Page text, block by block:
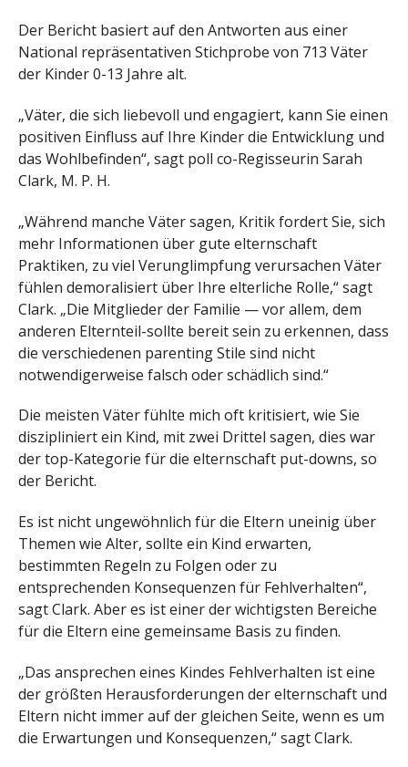
Der Bericht basiert auf den Antworten aus einer
National repräsentativen Stichprobe von 713 Väter
der Kinder 0-13 Jahre alt.
„Väter, die sich liebevoll und engagiert, kann Sie einen
positiven Einfluss auf Ihre Kinder die Entwicklung und
das Wohlbefinden“, sagt poll co-Regisseurin Sarah
Clark, M. P. H.
„Während manche Väter sagen, Kritik fordert Sie, sich
mehr Informationen über gute elternschaft
Praktiken, zu viel Verunglimpfung verursachen Väter
fühlen demoralisiert über Ihre elterliche Rolle,“ sagt
Clark. „Die Mitglieder der Familie — vor allem, dem
anderen Elternteil-sollte bereit sein zu erkennen, dass
die verschiedenen parenting Stile sind nicht
notwendigerweise falsch oder schädlich sind.“
Die meisten Väter fühlte mich oft kritisiert, wie Sie
diszipliniert ein Kind, mit zwei Drittel sagen, dies war
der top-Kategorie für die elternschaft put-downs, so
der Bericht.
Es ist nicht ungewöhnlich für die Eltern uneinig über
Themen wie Alter, sollte ein Kind erwarten,
bestimmten Regeln zu Folgen oder zu
entsprechenden Konsequenzen für Fehlverhalten“,
sagt Clark. Aber es ist einer der wichtigsten Bereiche
für die Eltern eine gemeinsame Basis zu finden.
„Das ansprechen eines Kindes Fehlverhalten ist eine
der größten Herausforderungen der elternschaft und
Eltern nicht immer auf der gleichen Seite, wenn es um
die Erwartungen und Konsequenzen,“ sagt Clark.